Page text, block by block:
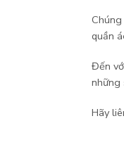
quần
Đến
những
Hãy